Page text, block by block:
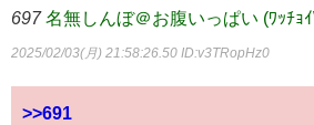
697 名無しんぼ＠お腹いっぱい (ﾜｯﾁｮ
2025/02/03(月) 21:58:26.50 ID:v3TRopHz0
>>691